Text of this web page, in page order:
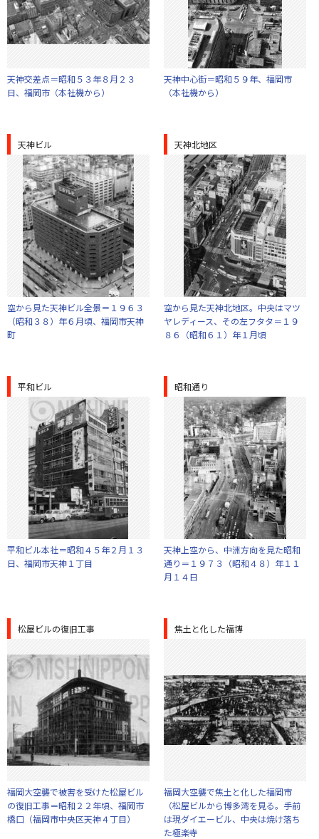
天神交差点＝昭和５３年８月２３
日、福岡市（本社機から）
天神中心街＝昭和５９年、福岡市
（本社機から）
天神ビル
空から見た天神ビル全景＝１９６３
（昭和３８）年６月頃、福岡市天神
町
天神北地区
空から見た天神北地区。中央はマツ
ヤレディース、その左フタタ＝１９
８６（昭和６１）年１月頃
平和ビル
平和ビル本社＝昭和４５年２月１３
日、福岡市天神１丁目
昭和通り
天神上空から、中洲方向を見た昭和
通り＝１９７３（昭和４８）年１１
月１４日
松屋ビルの復旧工事
福岡大空襲で被害を受けた松屋ビル
の復旧工事＝昭和２２年頃、福岡市
橋口（福岡市中央区天神４丁目）
焦土と化した福博
福岡大空襲で焦土と化した福岡市
（松屋ビルから博多湾を見る。手前
は現ダイエービル、中央は焼け落ち
た極楽寺